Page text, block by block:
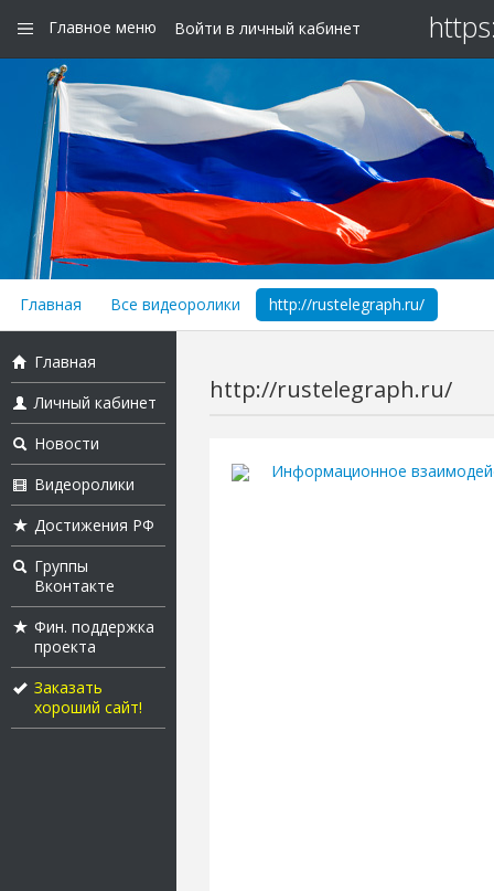
Главное меню Войти в личный кабинет
Главная Все видеоролики http://rustelegraph.ru/
Главная
Личный кабинет
Новости
Видеоролики
Достижения РФ
Группы
Вконтакте
Фин. поддержка
проекта
Заказать
хороший сайт!
http://rustelegraph.ru/
Информационное